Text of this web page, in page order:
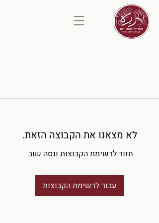
לא מצאנו את הקבוצה הזאת.
חזור לרשימת הקבוצות ונסה שוב.
עבור לרשימת הקבוצות